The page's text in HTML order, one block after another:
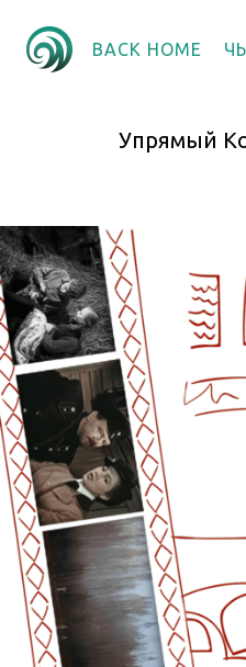
BACK HOME
Упрямый